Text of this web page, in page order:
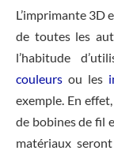
L’imprimante 3D
de toutes les
l’habitude
couleurs ou les
exemple. En
de bobines de fil
matériaux